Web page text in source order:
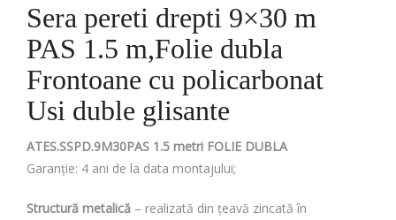
Sera pereti drepti 9×30 m
PAS 1.5 m,Folie dubla
Frontoane cu policarbonat
Usi duble glisante
ATES.SSPD.9M30PAS 1.5 metri FOLIE DUBLA
Garanție: 4 ani de la data montajului;
Structură metalică – realizată din țeavă zincată în